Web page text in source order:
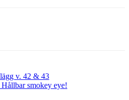
v. 42 & 43
smokey eye!